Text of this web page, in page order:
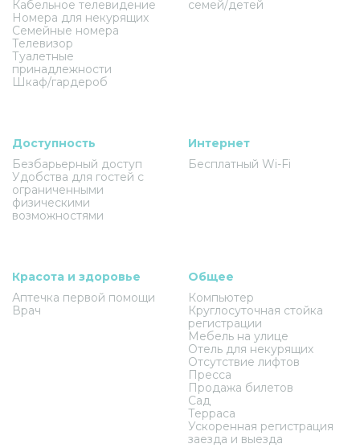
Кабельное телевидение
Номера для некурящих
Семейные номера
Телевизор
Туалетные
принадлежности
Шкаф/гардероб
семей/детей
Доступность
Безбарьерный доступ
Удобства для гостей с
ограниченными
физическими
возможностями
Интернет
Бесплатный Wi-Fi
Красота и здоровье
Аптечка первой помощи
Врач
Общее
Компьютер
Круглосуточная стойка
регистрации
Мебель на улице
Отель для некурящих
Отсутствие лифтов
Пресса
Продажа билетов
Сад
Терраса
Ускоренная регистрация
заезда и выезда